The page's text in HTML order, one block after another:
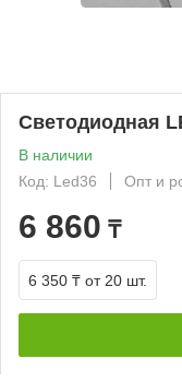
Светодиодная
В наличии
Код: Led36
Опт и
6 860 ₸
6 350 ₸ от 20 шт.